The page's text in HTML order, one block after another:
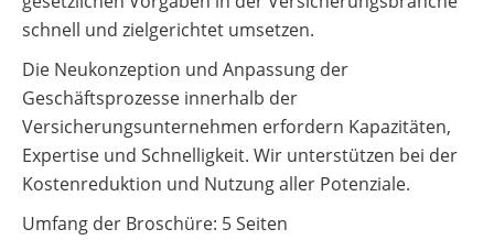
schnell und zielgerichtet umsetzen.
Die Neukonzeption und Anpassung der
Geschäftsprozesse innerhalb der
Versicherungsunternehmen erfordern Kapazitäten,
Expertise und Schnelligkeit. Wir unterstützen bei der
Kostenreduktion und Nutzung aller Potenziale.
Umfang der Broschüre: 5 Seiten